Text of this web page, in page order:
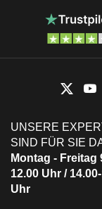
UNSERE
SIND FÜR SIE
Montag - Freitag
12.00 Uhr /
Uhr